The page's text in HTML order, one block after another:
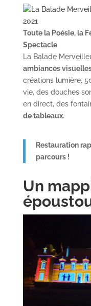
Toute la Poésie, la
Spectacle
La Balade
ambiances
créations lumière,
vie, des douches
en direct, des
de tableaux.
Restauration
parcours !
Un